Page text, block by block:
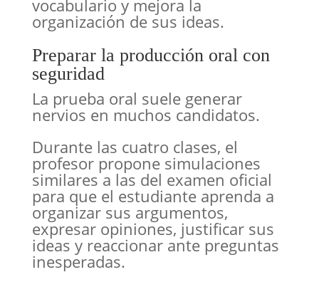
vocabulario y mejora la
organización de sus ideas.
Preparar la producción oral con
seguridad
La prueba oral suele generar
nervios en muchos candidatos.
Durante las cuatro clases, el
profesor propone simulaciones
similares a las del examen oficial
para que el estudiante aprenda a
organizar sus argumentos,
expresar opiniones, justificar sus
ideas y reaccionar ante preguntas
inesperadas.